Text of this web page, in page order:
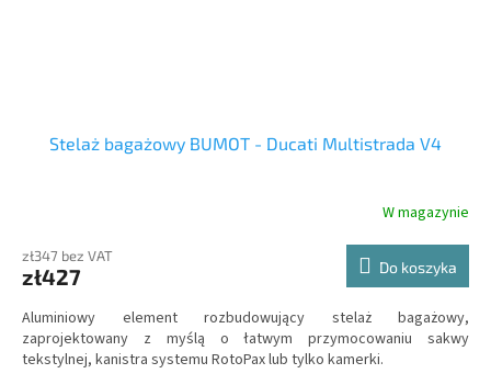
Stelaż bagażowy BUMOT - Ducati Multistrada V4
W magazynie
zł347 bez VAT
zł427 Do koszyka
Aluminiowy element rozbudowujący stelaż bagażowy,
zaprojektowany z myślą o łatwym przymocowaniu sakwy
tekstylnej, kanistra systemu RotoPax lub tylko kamerki.